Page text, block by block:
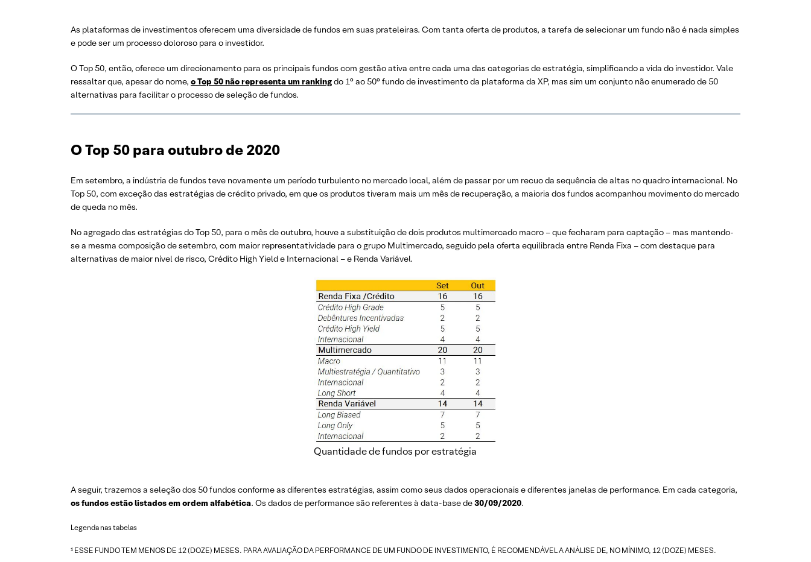
As plataformas de investimentos oferecem uma diversidade de fundos em suas prateleiras. Com tanta oferta de produtos, a tarefa de selecionar um fundo não é nada simples
e pode ser um processo doloroso para o investidor.
O Top 50, então, oferece um direcionamento para os principais fundos com gestão ativa entre cada uma das categorias de estratégia, simplificando a vida do investidor. Vale
ressaltar que, apesar do nome, o Top 50 não representa um rankingdo 1° ao 50° fundo de investimento da plataforma da XP, mas sim um conjunto não enumerado de 50
alternativas para facilitar o processo de seleção de fundos.
O Top 50 para outubro de 2020
Em setembro, a indústria de fundos teve novamente um período turbulento no mercado local, além de passar por um recuo da sequência de altas no quadro internacional. No
Top 50, com exceção das estratégias de crédito privado, em que os produtos tiveram mais um mês de recuperação, a maioria dos fundos acompanhou movimento do mercado
de queda no mês.
No agregado das estratégias do Top 50, para o mês de outubro, houve a substituição de dois produtos multimercado macro – que fecharam para captação – mas mantendo-
se a mesma composição de setembro, com maior representatividade para o grupo Multimercado, seguido pela oferta equilibrada entre Renda Fixa – com destaque para
alternativas de maior nível de risco, Crédito High Yield e Internacional – e Renda Variável.
Quantidade de fundos por estratégia
A seguir, trazemos a seleção dos 50 fundos conforme as diferentes estratégias, assim como seus dados operacionais e diferentes janelas de performance. Em cada categoria,
os fundos estão listados em ordem alfabética. Os dados de performance são referentes à data-base de30/09/2020.
Legenda nas tabelas
¹ ESSE FUNDO TEM MENOS DE 12 (DOZE) MESES. PARA AVALIAÇÃO DA PERFORMANCE DE UM FUNDO DE INVESTIMENTO, É RECOMENDÁVEL A ANÁLISE DE, NO MÍNIMO, 12 (DOZE) MESES.